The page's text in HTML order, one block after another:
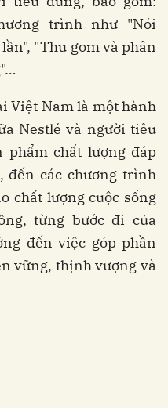
trình như "Nói
"Thu gom và phân
Việt Nam là một hành
Nestlé và người tiêu
phẩm chất lượng đáp
đến các chương trình
chất lượng cuộc sống
từng bước đi của
đến việc góp phần
vững, thịnh vượng và